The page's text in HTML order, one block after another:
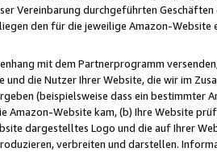
Vereinbarung durchgeführten
den für die jeweilige Amazon-Website
mit dem Partnerprogramm
die Nutzer Ihrer Website, die wir im
(beispielsweise dass ein
Website kam, (b) Ihre Website
dargestelltes Logo und die auf Ihrer
verbreiten und darstellen.